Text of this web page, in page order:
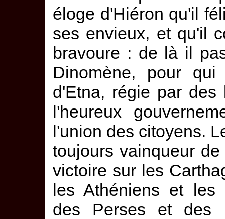
éloge d'Hiéron qu'il
ses envieux, et qu'il
bravoure : de là il
Dinomène, pour
d'Etna, régie par
l'heureux
l'union des citoyens.
toujours vainqueur
victoire sur les
les Athéniens et les
des Perses et des